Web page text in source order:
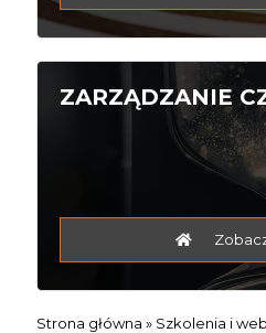
ZARZĄDZANIE
Strona główna » Szkolenia i